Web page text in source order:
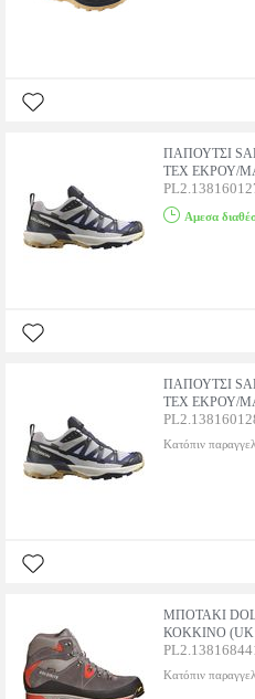
ΠΑΠΟΥΤΣΙ
TEX ΕΚΡΟΥ/
Αμεσα
ΠΑΠΟΥΤΣΙ
TEX ΕΚΡΟΥ/
Κατόπιν
ΜΠΟΤΑΚΙ
ΚΟΚΚΙΝΟ
Κατόπιν